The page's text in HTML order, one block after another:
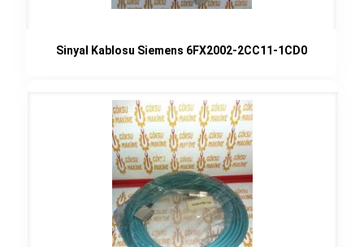
Sinyal Kablosu Siemens 6FX2002-2CC11-1CD0